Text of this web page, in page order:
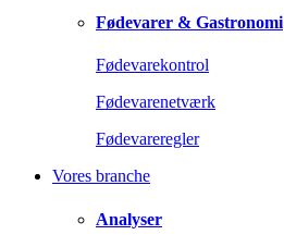
Fødevarer & Gastronomi
Fødevarekontrol
Fødevarenetværk
Fødevareregler
Vores branche
Analyser